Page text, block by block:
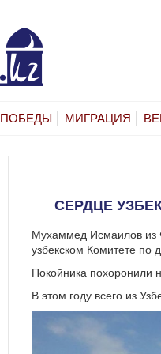
МИГРАЦИЯ
СЕРДЦЕ
Мухаммед Исмаилов из
узбекском Комитете по
Покойника похоронили
В этом году всего из